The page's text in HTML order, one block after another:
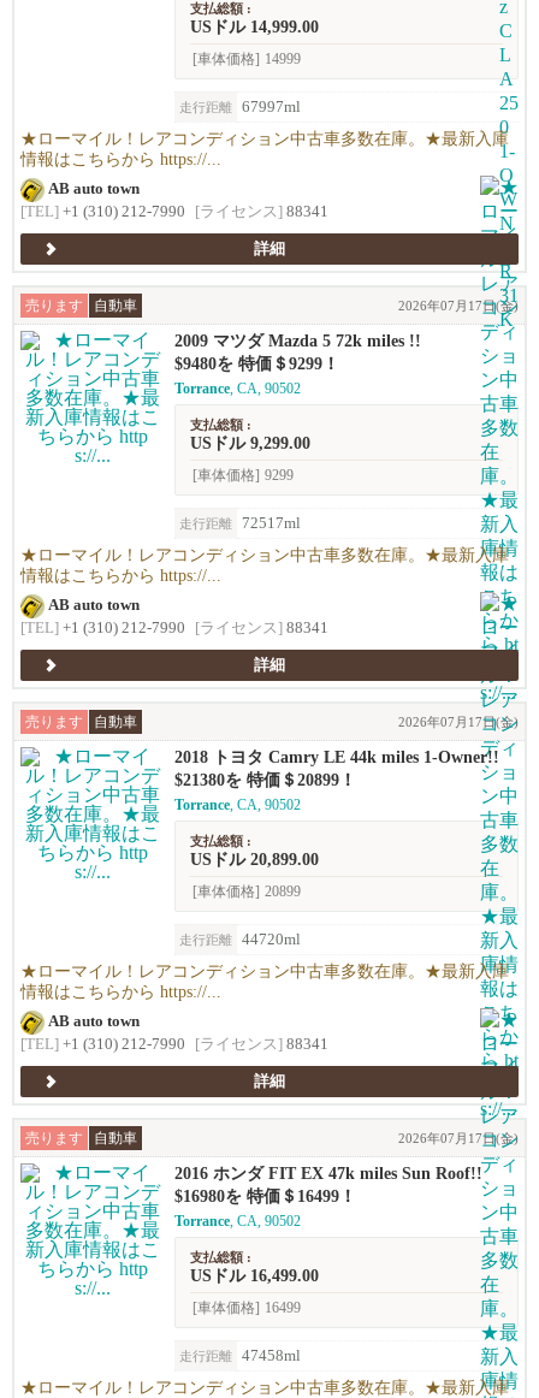
支払総額 :
USドル 14,999.00
[車体価格] 14999
走行距離 67997ml
★ローマイル！レアコンディション中古車多数在庫。★最新入庫
情報はこちらから https://...
AB auto town
[TEL] +1 (310) 212-7990 [ライセンス] 88341
詳細
売ります 自動車 2026年07月17日(金)
2009 マツダ Mazda 5 72k miles !!
$9480を 特価＄9299！
Torrance, CA, 90502
支払総額 :
USドル 9,299.00
[車体価格] 9299
走行距離 72517ml
★ローマイル！レアコンディション中古車多数在庫。★最新入庫
情報はこちらから https://...
AB auto town
[TEL] +1 (310) 212-7990 [ライセンス] 88341
詳細
売ります 自動車 2026年07月17日(金)
2018 トヨタ Camry LE 44k miles 1-Owner!!
$21380を 特価＄20899！
Torrance, CA, 90502
支払総額 :
USドル 20,899.00
[車体価格] 20899
走行距離 44720ml
★ローマイル！レアコンディション中古車多数在庫。★最新入庫
情報はこちらから https://...
AB auto town
[TEL] +1 (310) 212-7990 [ライセンス] 88341
詳細
売ります 自動車 2026年07月17日(金)
2016 ホンダ FIT EX 47k miles Sun Roof!!
$16980を 特価＄16499！
Torrance, CA, 90502
支払総額 :
USドル 16,499.00
[車体価格] 16499
走行距離 47458ml
★ローマイル！レアコンディション中古車多数在庫。★最新入庫